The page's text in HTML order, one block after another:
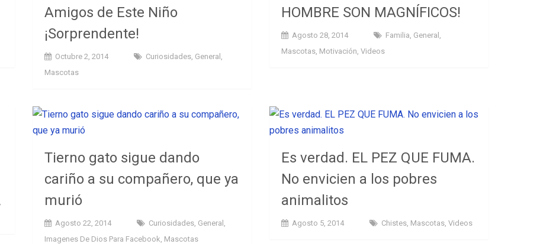
Amigos de Este Niño
¡Sorprendente!
Octubre 2, 2014 Curiosidades General
Mascotas
HOMBRE SON MAGNÍFICOS!
Agosto 28, 2014 Familia General
Mascotas Motivación ,Videos
Tierno gato sigue dando
cariño a su compañero, que ya
murió
Agosto 22, 2014 Curiosidades General
Imagenes De Dios Para Facebook Mascotas
Es verdad. EL PEZ QUE FUMA.
No envicien a los pobres
animalitos
Agosto 5, 2014 Chistes Mascotas ,Videos